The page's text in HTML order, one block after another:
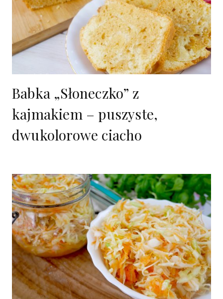
Babka „Słoneczko” z
kajmakiem – puszyste,
dwukolorowe ciacho